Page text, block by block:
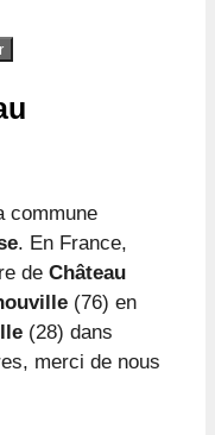
commune
. En France,
de Château
(76) en
(28) dans
merci de nous